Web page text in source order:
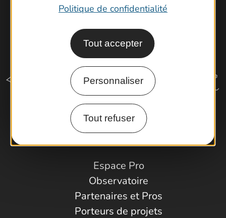
Politique de confidentialité
Tout accepter
Personnaliser
Tout refuser
Comment venir ?
Espace Pro
Observatoire
Partenaires et Pros
Porteurs de projets